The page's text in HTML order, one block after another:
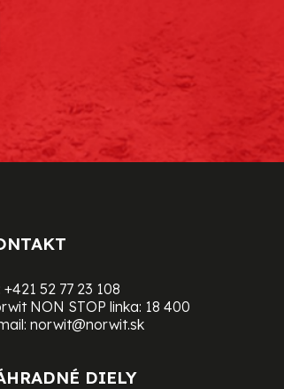
+421 52 77 23 108
NON STOP linka: 18 400
norwit@norwit.sk
DIELY